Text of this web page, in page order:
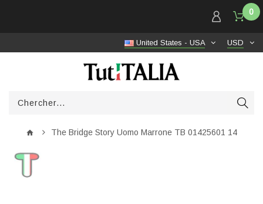
USD
United States - USA
0
The Bridge Story Uomo Marrone TB 01425601 14